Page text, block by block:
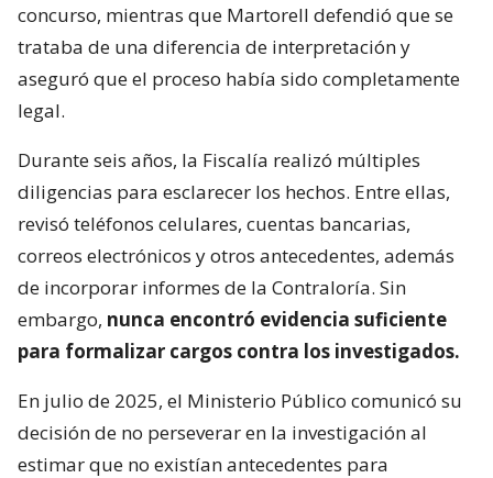
concurso, mientras que Martorell defendió que se
trataba de una diferencia de interpretación y
aseguró que el proceso había sido completamente
legal.
Durante seis años, la Fiscalía realizó múltiples
diligencias para esclarecer los hechos. Entre ellas,
revisó teléfonos celulares, cuentas bancarias,
correos electrónicos y otros antecedentes, además
de incorporar informes de la Contraloría. Sin
embargo, nunca encontró evidencia suficiente
para formalizar cargos contra los investigados.
En julio de 2025, el Ministerio Público comunicó su
decisión de no perseverar en la investigación al
estimar que no existían antecedentes para